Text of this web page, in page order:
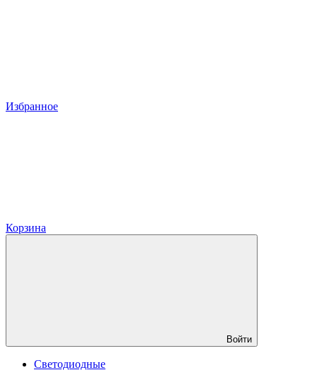
Избранное
Корзина
Войти
Светодиодные